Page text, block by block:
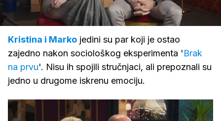
Upali
zvuk
/
Loaded :
15.83%
Kristina i Marko jedini su par koji je ostao
zajedno nakon sociološkog eksperimenta 'Brak
na prvu'. Nisu ih spojili stručnjaci, ali prepoznali su
jedno u drugome iskrenu emociju.